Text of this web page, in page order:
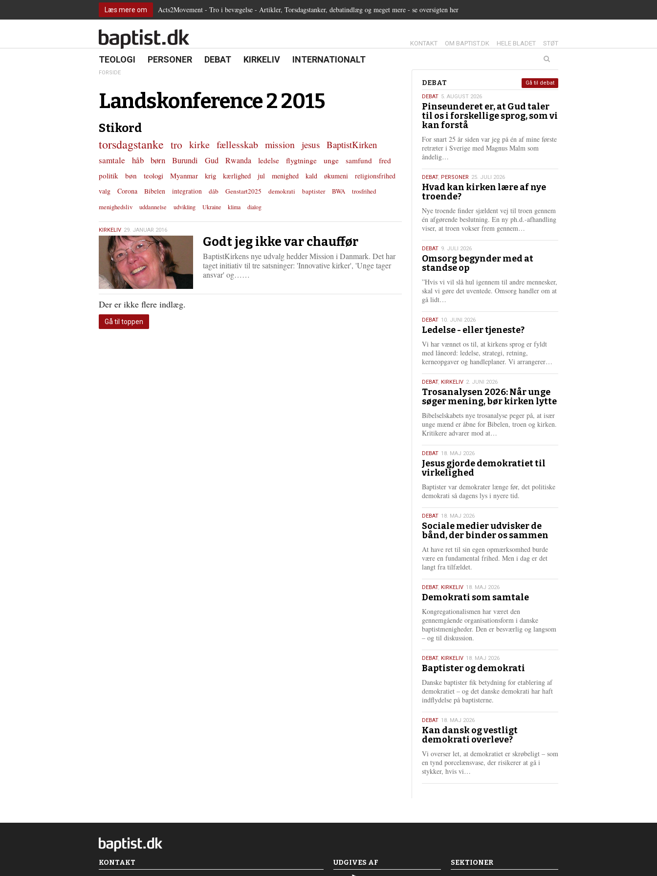
gå
for
6.0:
Internationalt
Læs mere om Acts2Movement - Tro i bevægelse - Artikler, Torsdagstanker, debatindlæg og meget mere - se oversigten her
13.0:
KONTAKT 14.0:
OM BAPTIST.DK 15.0:
HELE BLADET 16.0:
STØT
18.0:
TEOLOGI 19.0:
PERSONER 20.0:
DEBAT 21.0:
KIRKELIV 22.0:
INTERNATIONALT
FORSIDE
Landskonference 2 2015
Stikord
torsdagstanke tro kirke fællesskab mission jesus BaptistKirken
samtale håb børn Burundi Gud Rwanda ledelse flygtninge unge samfund
fred
politik
bøn teologi Myanmar krig kærlighed jul menighed kald økumeni
religionsfrihed
valg
Corona Bibelen integration dåb Genstart2025 demokrati baptister BWA
trosfrihed
menighedsliv
uddannelse udvikling Ukraine klima dialog
29.
januar
2016
KIRKELIV 29. JANUAR 2016
Godt jeg ikke var chauffør
BaptistKirkens nye udvalg hedder Mission i Danmark. Det har
taget initiativ til tre satsninger: 'Innovative kirker', 'Unge tager
ansvar' og……
s
Der er ikke flere indlæg.
Gå til toppen
Debat
DEBAT
5.
august
2026
DEBAT 5. AUGUST 2026
Pinseunderet er, at Gud taler
til os i forskellige sprog, som vi
kan forstå
For snart 25 år siden var jeg på én af mine første
retræter i Sverige med Magnus Malm som
åndelig…
s
m
e
r
e
25.
juli
2026
DEBAT, PERSONER 25. JULI 2026
Hvad kan kirken lære af nye
troende?
Nye troende finder sjældent vej til troen gennem
én afgørende beslutning. En ny ph.d.-afhandling
viser, at troen vokser frem gennem…
e
e
9.
juli
2026
DEBAT 9. JULI 2026
Omsorg begynder med at
standse op
”Hvis vi vil slå hul igennem til andre mennesker,
skal vi gøre det uventede. Omsorg handler om at
gå lidt…
s
e
r
e
10.
juni
2026
DEBAT 10. JUNI 2026
Ledelse - eller tjeneste?
Vi har vænnet os til, at kirkens sprog er fyldt
med låneord: ledelse, strategi, retning,
kerneopgaver og handleplaner. Vi arrangerer…
r
e
2.
juni
2026
DEBAT, KIRKELIV 2. JUNI 2026
Trosanalysen 2026: Når unge
søger mening, bør kirken lytte
Bibelselskabets nye trosanalyse peger på, at især
unge mænd er åbne for Bibelen, troen og kirken.
Kritikere advarer mod at…
e
e
18.
maj
2026
DEBAT 18. MAJ 2026
Jesus gjorde demokratiet til
virkelighed
Baptister var demokrater længe før, det politiske
demokrati så dagens lys i nyere tid.
18.
maj
2026
DEBAT 18. MAJ 2026
Sociale medier udvisker de
bånd, der binder os sammen
At have ret til sin egen opmærksomhed burde
være en fundamental frihed. Men i dag er det
langt fra tilfældet.
18.
maj
2026
DEBAT, KIRKELIV 18. MAJ 2026
Demokrati som samtale
Kongregationalismen har været den
gennemgående organisationsform i danske
baptistmenigheder. Den er besværlig og langsom
– og til diskussion.
18.
maj
2026
DEBAT, KIRKELIV 18. MAJ 2026
Baptister og demokrati
Danske baptister fik betydning for etablering af
demokratiet – og det danske demokrati har haft
indflydelse på baptisterne.
18.
maj
2026
DEBAT 18. MAJ 2026
Kan dansk og vestligt
demokrati overleve?
Vi overser let, at demokratiet er skrøbeligt – som
en tynd porcelænsvase, der risikerer at gå i
stykker, hvis vi…
e
Gå til debat
KONTAKT UDGIVES AF SEKTIONER